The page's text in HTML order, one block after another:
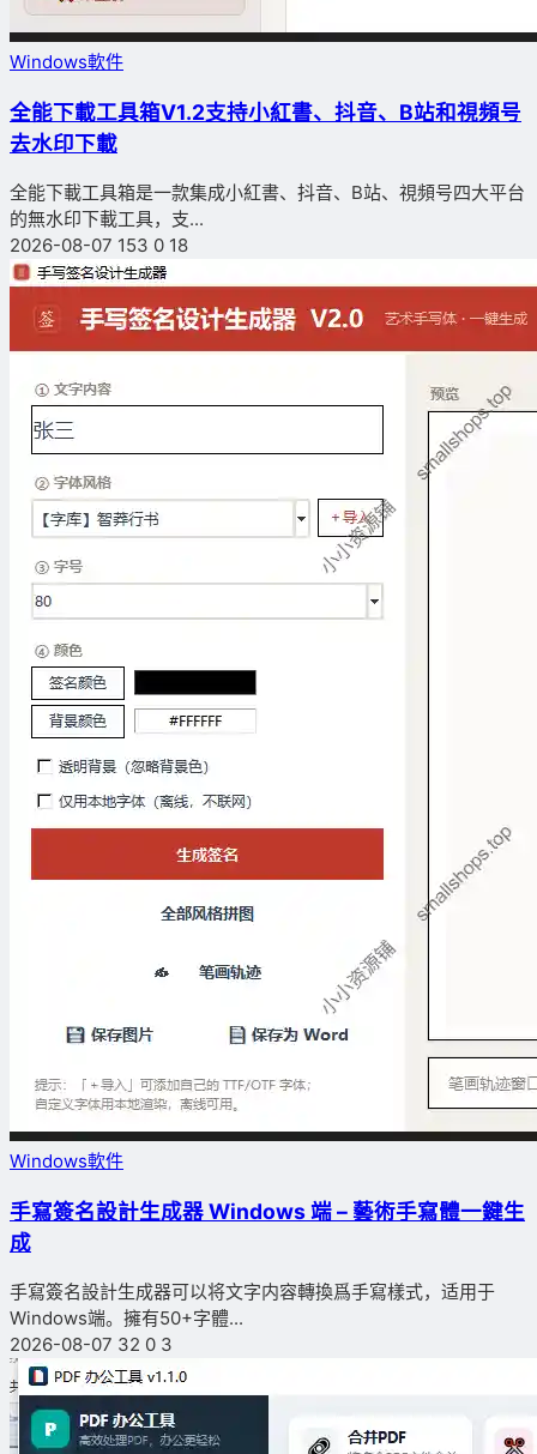
Windows軟件
全能下載工具箱V1.2支持小紅書、抖音、B站和視頻号
去水印下載
全能下載工具箱是一款集成小紅書、抖音、B站、視頻号四大平台
的無水印下載工具，支...
2026-08-07 153 0 18
Windows軟件
手寫簽名設計生成器 Windows 端 – 藝術手寫體一鍵生
成
手寫簽名設計生成器可以将文字内容轉換爲手寫樣式，适用于
Windows端。擁有50+字體...
2026-08-07 32 0 3